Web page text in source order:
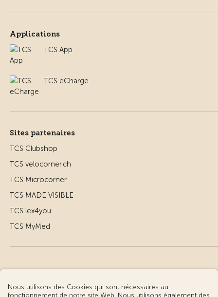
Applications
TCS App
TCS eCharge
Sites partenaires
TCS Clubshop
TCS velocorner.ch
TCS Microcorner
TCS MADE VISIBLE
TCS lex4you
TCS MyMed